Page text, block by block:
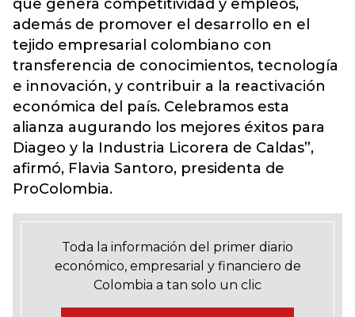
que genera competitividad y empleos,
además de promover el desarrollo en el
tejido empresarial colombiano con
transferencia de conocimientos, tecnología
e innovación, y contribuir a la reactivación
económica del país. Celebramos esta
alianza augurando los mejores éxitos para
Diageo y la Industria Licorera de Caldas”,
afirmó, Flavia Santoro, presidenta de
ProColombia.
Toda la información del primer diario
económico, empresarial y financiero de
Colombia a tan solo un clic